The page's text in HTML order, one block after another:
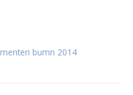
menteri bumn 2014